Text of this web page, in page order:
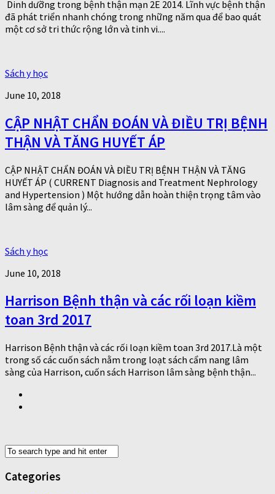
Dinh dưỡng trong bệnh thận mạn 2E 2014. Lĩnh vực bệnh thận
đã phát triển nhanh chóng trong những năm qua để bao quát
một cơ sở tri thức rộng lớn và tinh vi....
Sách y học
June 10, 2018
CẬP NHẬT CHẨN ĐOÁN VÀ ĐIỀU TRỊ BỆNH
THẬN VÀ TĂNG HUYẾT ÁP
CẬP NHẬT CHẨN ĐOÁN VÀ ĐIỀU TRỊ BỆNH THẬN VÀ TĂNG
HUYẾT ÁP ( CURRENT Diagnosis and Treatment Nephrology
and Hypertension ) Một hướng dẫn hoàn thiện trọng tâm vào
lâm sàng để quản lý...
Sách y học
June 10, 2018
Harrison Bệnh thận và các rối loạn kiềm
toan 3rd 2017
Harrison Bệnh thận và các rối loạn kiềm toan 3rd 2017.Là một
trong số các cuốn sách nằm trong loạt sách cẩm nang lâm
sàng của Harrison, cuốn sách Harrison lâm sàng bệnh thận...
Categories